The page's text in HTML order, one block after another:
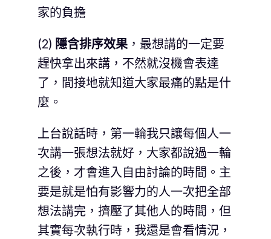
家的負擔
(2) 隱含排序效果，最想講的一定要
趕快拿出來講，不然就沒機會表達
了，間接地就知道大家最痛的點是什
麼。
上台說話時，第一輪我只讓每個人一
次講一張想法就好，大家都說過一輪
之後，才會進入自由討論的時間。主
要是就是怕有影響力的人一次把全部
想法講完，擠壓了其他人的時間，但
其實每次執行時，我還是會看情況，